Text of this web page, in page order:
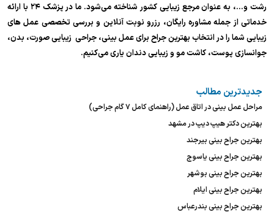
رشت و…، به عنوان مرجع زیبایی کشور شناخته می‌شود. ما در پزشک ۲۴ با ارائه
خدماتی از جمله مشاوره رایگان، رزرو نوبت آنلاین و بررسی تخصصی عمل های
زیبایی شما را در انتخاب بهترین جراح برای عمل بینی، جراحی زیبایی صورت، بدن،
جوانسازی پوست، کاشت مو و زیبایی دندان یاری می‌کنیم.
جدیدترین مطالب
مراحل عمل بینی در اتاق عمل (راهنمای کامل ۷ گام جراحی)
بهترین دکتر هیپ دیپ در مشهد
بهترین جراح بینی بیرجند
بهترین جراح بینی یاسوج
بهترین جراح بینی بوشهر
بهترین جراح بینی ایلام
بهترین جراح بینی بندرعباس